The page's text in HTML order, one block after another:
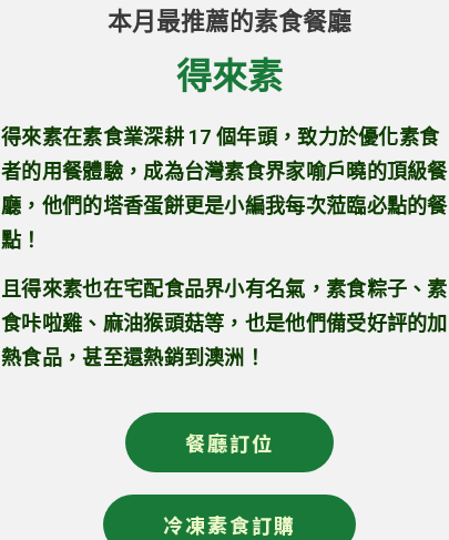
本月最推薦的素食餐廳
得來素
得來素在素食業深耕 17 個年頭，致力於優化素食
者的用餐體驗，成為台灣素食界家喻戶曉的頂級餐
廳，他們的塔香蛋餅更是小編我每次蒞臨必點的餐
點！
且得來素也在宅配食品界小有名氣，素食粽子、素
食咔啦雞、麻油猴頭菇等，也是他們備受好評的加
熱食品，甚至還熱銷到澳洲！
餐廳訂位
冷凍素食訂購